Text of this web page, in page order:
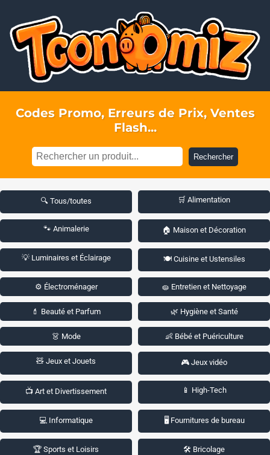
Codes Promo, Erreurs de Prix, Ventes
Flash...
Rechercher
🔍 Tous/toutes 🛒 Alimentation
🐾 Animalerie 🏠 Maison et Décoration
💡 Luminaires et Éclairage 🍽️ Cuisine et Ustensiles
⚙️ Électroménager 🧽 Entretien et Nettoyage
💄 Beauté et Parfum 🌿 Hygiène et Santé
👗 Mode 👶 Bébé et Puériculture
🧸 Jeux et Jouets 🎮 Jeux vidéo
📺 Art et Divertissement 📱 High-Tech
💻 Informatique 🖥️ Fournitures de bureau
🏆 Sports et Loisirs 🛠️ Bricolage